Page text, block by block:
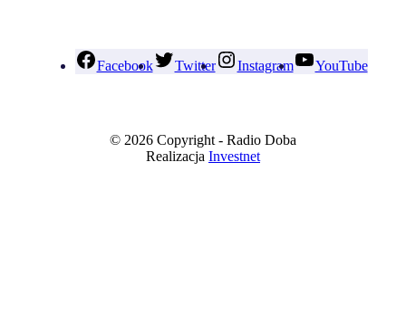
Facebook Twitter Instagram YouTube
© 2026 Copyright - Radio Doba
Realizacja Investnet